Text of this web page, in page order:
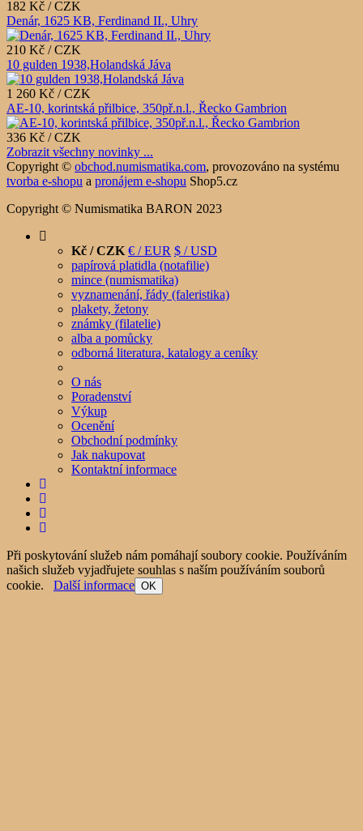
182 Kč / CZK
Denár, 1625 KB, Ferdinand II., Uhry
210 Kč / CZK
10 gulden 1938,Holandská Jáva
1 260 Kč / CZK
AE-10, korintská přilbice, 350př.n.l., Řecko Gambrion
336 Kč / CZK
Zobrazit všechny novinky ...
Copyright © obchod.numismatika.com, provozováno na systému
tvorba e-shopu a pronájem e-shopu Shop5.cz
Copyright © Numismatika BARON 2023
Kč / CZK € / EUR $ / USD
papírová platidla (notafilie)
mince (numismatika)
vyznamenání, řády (faleristika)
plakety, žetony
známky (filatelie)
alba a pomůcky
odborná literatura, katalogy a ceníky
O nás
Poradenství
Výkup
Ocenění
Obchodní podmínky
Jak nakupovat
Kontaktní informace
Při poskytování služeb nám pomáhají soubory cookie. Používáním
našich služeb vyjadřujete souhlas s naším používáním souborů
cookie. Další informace